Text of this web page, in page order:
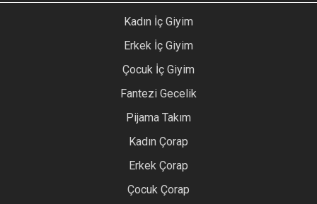
Kadın İç Giyim
Erkek İç Giyim
Çocuk İç Giyim
Fantezi Gecelik
Pijama Takım
Kadın Çorap
Erkek Çorap
Çocuk Çorap